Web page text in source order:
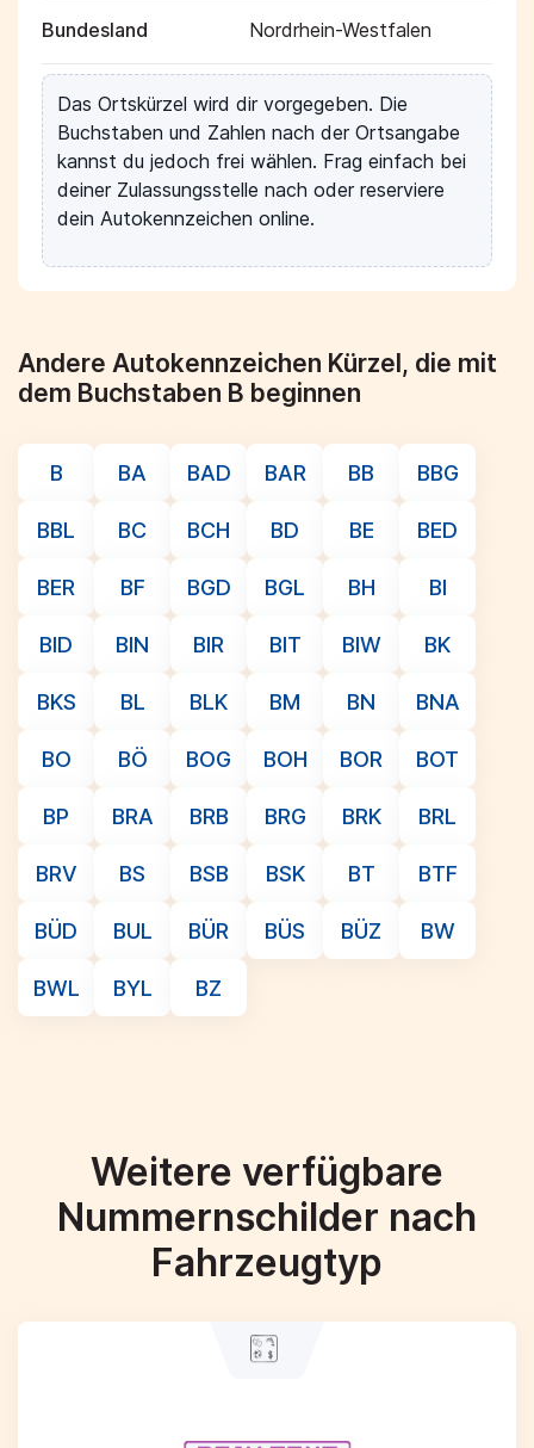
Bundesland Nordrhein-Westfalen
Das Ortskürzel wird dir vorgegeben. Die
Buchstaben und Zahlen nach der Ortsangabe
kannst du jedoch frei wählen. Frag einfach bei
deiner Zulassungsstelle nach oder reserviere
dein Autokennzeichen online.
Andere Autokennzeichen Kürzel, die mit
dem Buchstaben B beginnen
B BA BAD BAR BB BBG
BBL BC BCH BD BE BED
BER BF BGD BGL BH BI
BID BIN BIR BIT BIW BK
BKS BL BLK BM BN BNA
BO BÖ BOG BOH BOR BOT
BP BRA BRB BRG BRK BRL
BRV BS BSB BSK BT BTF
BÜD BUL BÜR BÜS BÜZ BW
BWL BYL BZ
Weitere verfügbare
Nummernschilder nach
Fahrzeugtyp